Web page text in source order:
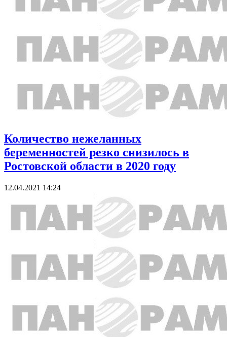
Количество нежеланных
беременностей резко снизилось в
Ростовской области в 2020 году
12.04.2021 14:24